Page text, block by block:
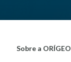
Sobre a ORÍGEO